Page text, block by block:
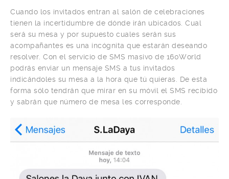
Cuando los invitados entran al salón de celebraciones
tienen la incertidumbre de dónde irán ubicados. Cual
será su mesa y por supuesto cuales serán sus
acompañantes es una incógnita que estarán deseando
resolver. Con el servicio de SMS masivo de 160World
podrás enviar un mensaje SMS a tus invitados
indicándoles su mesa a la hora que tú quieras. De esta
forma sólo tendrán que mirar en su móvil el SMS recibido
y sabrán que número de mesa les corresponde.